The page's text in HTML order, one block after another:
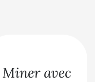
Miner avec